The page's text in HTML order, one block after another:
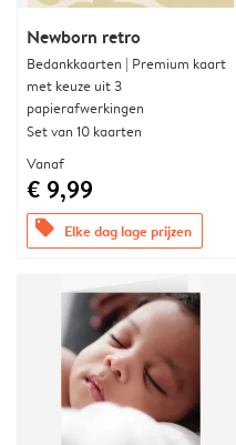
Newborn retro
Bedankkaarten | Premium kaart
met keuze uit 3
papierafwerkingen
Set van 10 kaarten
Vanaf
€ 9,99
offers Elke dag lage prijzen